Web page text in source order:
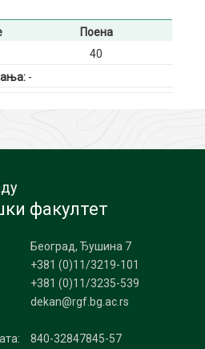
Поена
40
-
факултет
Београд, Ђушина 7
+381 (0)11/3219-101
+381 (0)11/3235-539
dekan@rgf.bg.ac.rs
840-32847845-57